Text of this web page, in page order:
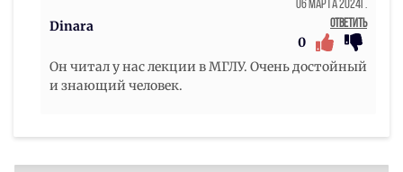
Dinara
06 Марта 2024г.
Ответить
0
Он читал у нас лекции в МГЛУ. Очень достойный
и знающий человек.